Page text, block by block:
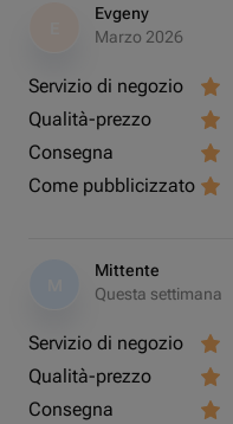
Evgeny
Marzo 2026
Servizio di negozio
Qualità-prezzo
Consegna
Come pubblicizzato
Mittente
Questa settimana
Servizio di negozio
Qualità-prezzo
Consegna